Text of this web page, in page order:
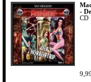
-
CD